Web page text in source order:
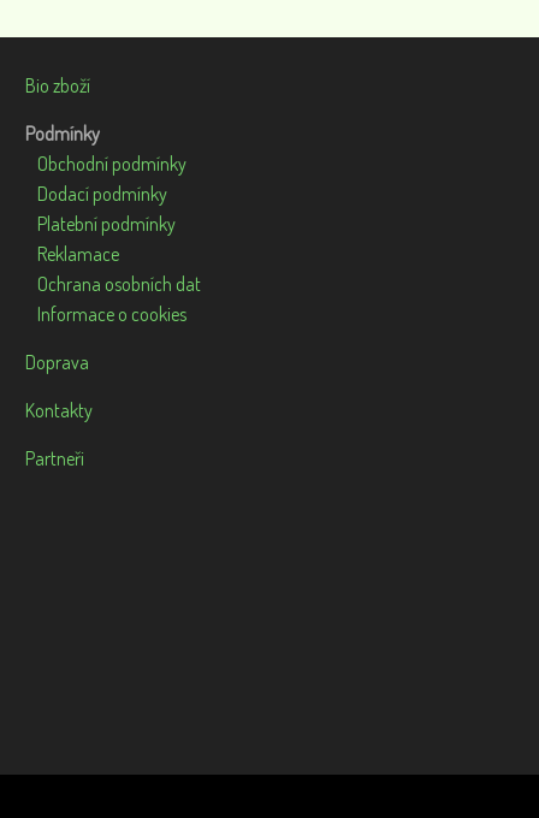
Bio zboží
Podmínky
Obchodní podmínky
Dodací podmínky
Platební podmínky
Reklamace
Ochrana osobních dat
Informace o cookies
Doprava
Kontakty
Partneři